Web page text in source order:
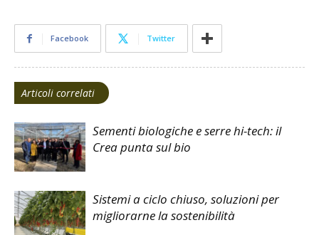
Facebook Twitter
Articoli correlati
Sementi biologiche e serre hi-tech: il
Crea punta sul bio
Sistemi a ciclo chiuso, soluzioni per
migliorarne la sostenibilità